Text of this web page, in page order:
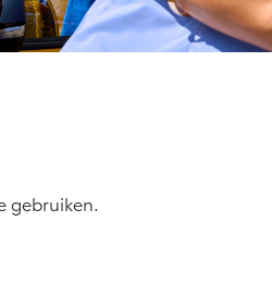
gebruiken.